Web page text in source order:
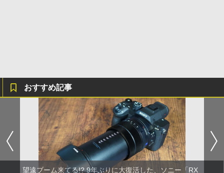
おすすめ記事
望遠ブーム来てる!? 9年ぶりに大復活した、ソニー「RX